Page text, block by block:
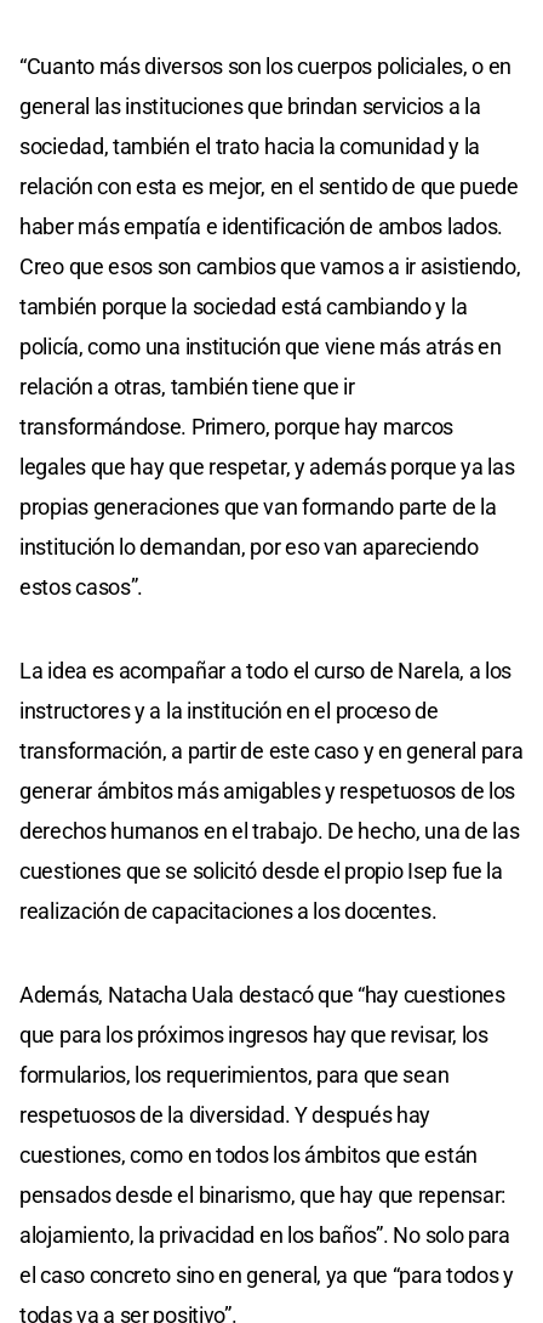
“Cuanto más diversos son los cuerpos policiales, o en
general las instituciones que brindan servicios a la
sociedad, también el trato hacia la comunidad y la
relación con esta es mejor, en el sentido de que puede
haber más empatía e identificación de ambos lados.
Creo que esos son cambios que vamos a ir asistiendo,
también porque la sociedad está cambiando y la
policía, como una institución que viene más atrás en
relación a otras, también tiene que ir
transformándose. Primero, porque hay marcos
legales que hay que respetar, y además porque ya las
propias generaciones que van formando parte de la
institución lo demandan, por eso van apareciendo
estos casos”.
La idea es acompañar a todo el curso de Narela, a los
instructores y a la institución en el proceso de
transformación, a partir de este caso y en general para
generar ámbitos más amigables y respetuosos de los
derechos humanos en el trabajo. De hecho, una de las
cuestiones que se solicitó desde el propio Isep fue la
realización de capacitaciones a los docentes.
Además, Natacha Uala destacó que “hay cuestiones
que para los próximos ingresos hay que revisar, los
formularios, los requerimientos, para que sean
respetuosos de la diversidad. Y después hay
cuestiones, como en todos los ámbitos que están
pensados desde el binarismo, que hay que repensar:
alojamiento, la privacidad en los baños”. No solo para
el caso concreto sino en general, ya que “para todos y
todas va a ser positivo”.